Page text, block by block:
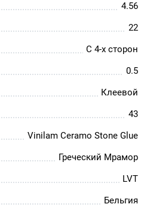
4.56
22
С 4-х сторон
0.5
Клеевой
43
Vinilam Ceramo Stone Glue
Греческий Мрамор
LVT
Бельгия